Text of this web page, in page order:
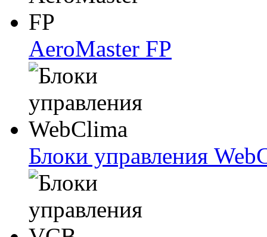
AeroMaster FP
Блоки упрaвлeния